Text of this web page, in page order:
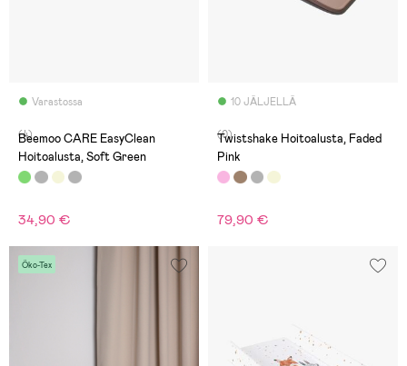
Varastossa
(4)
Beemoo CARE EasyClean
Hoitoalusta, Soft Green
34,90 €
10 JÄLJELLÄ
(0)
Twistshake Hoitoalusta, Faded
Pink
79,90 €
Öko-Tex